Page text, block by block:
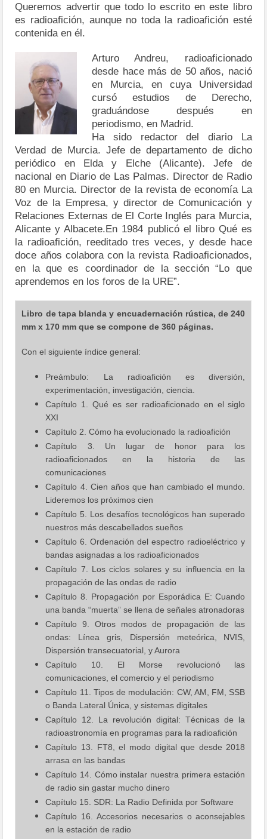
Queremos advertir que todo lo escrito en este libro
es radioafición, aunque no toda la radioafición esté
contenida en él.
Arturo Andreu, radioaficionado
desde hace más de 50 años, nació
en Murcia, en cuya Universidad
cursó estudios de Derecho,
graduándose después en
periodismo, en Madrid.
Ha sido redactor del diario La
Verdad de Murcia. Jefe de departamento de dicho
periódico en Elda y Elche (Alicante). Jefe de
nacional en Diario de Las Palmas. Director de Radio
80 en Murcia. Director de la revista de economía La
Voz de la Empresa, y director de Comunicación y
Relaciones Externas de El Corte Inglés para Murcia,
Alicante y Albacete.En 1984 publicó el libro Qué es
la radioafición, reeditado tres veces, y desde hace
doce años colabora con la revista Radioaficionados,
en la que es coordinador de la sección “Lo que
aprendemos en los foros de la URE”.
Libro de tapa blanda y encuadernación rústica, de 240
mm x 170 mm que se compone de 360 páginas.
Con el siguiente índice general:
Preámbulo: La radioafición es diversión,
experimentación, investigación, ciencia.
Capítulo 1. Qué es ser radioaficionado en el siglo
XXI
Capítulo 2. Cómo ha evolucionado la radioafición
Capítulo 3. Un lugar de honor para los
radioaficionados en la historia de las
comunicaciones
Capítulo 4. Cien años que han cambiado el mundo.
Lideremos los próximos cien
Capítulo 5. Los desafíos tecnológicos han superado
nuestros más descabellados sueños
Capítulo 6. Ordenación del espectro radioeléctrico y
bandas asignadas a los radioaficionados
Capítulo 7. Los ciclos solares y su influencia en la
propagación de las ondas de radio
Capítulo 8. Propagación por Esporádica E: Cuando
una banda “muerta” se llena de señales atronadoras
Capítulo 9. Otros modos de propagación de las
ondas: Línea gris, Dispersión meteórica, NVIS,
Dispersión transecuatorial, y Aurora
Capítulo 10. El Morse revolucionó las
comunicaciones, el comercio y el periodismo
Capítulo 11. Tipos de modulación: CW, AM, FM, SSB
o Banda Lateral Única, y sistemas digitales
Capítulo 12. La revolución digital: Técnicas de la
radioastronomía en programas para la radioafición
Capítulo 13. FT8, el modo digital que desde 2018
arrasa en las bandas
Capítulo 14. Cómo instalar nuestra primera estación
de radio sin gastar mucho dinero
Capítulo 15. SDR: La Radio Definida por Software
Capítulo 16. Accesorios necesarios o aconsejables
en la estación de radio